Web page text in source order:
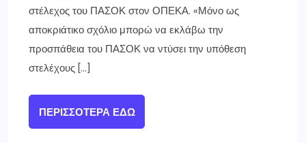
στέλεχος του ΠΑΣΟΚ στον ΟΠΕΚΑ. «Μόνο ως
αποκριάτικο σχόλιο μπορώ να εκλάβω την
προσπάθεια του ΠΑΣΟΚ να ντύσει την υπόθεση
στελέχους […]
ΠΕΡΙΣΣΌΤΕΡΑ ΕΔΏ